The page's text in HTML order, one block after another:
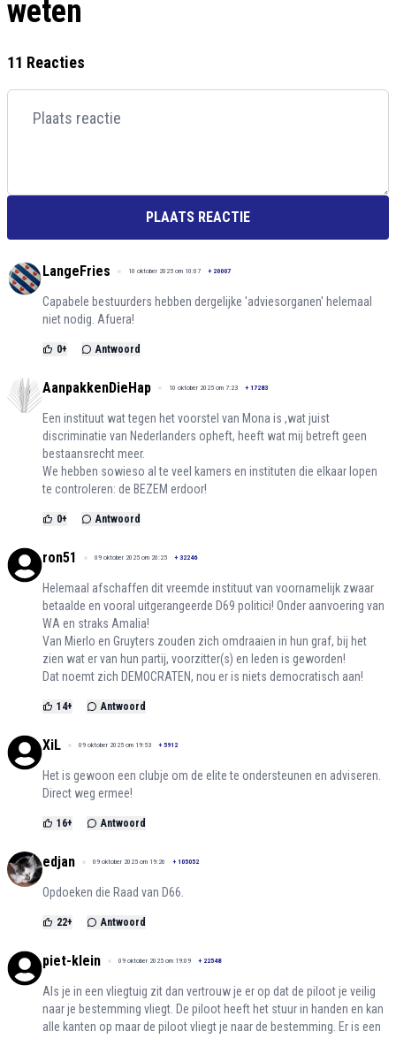
weten
11 Reacties
PLAATS REACTIE
LangeFries 10 oktober 2025 om 10:07 + 20007
Capabele bestuurders hebben dergelijke 'adviesorganen' helemaal
niet nodig. Afuera!
0+ Antwoord
AanpakkenDieHap 10 oktober 2025 om 7:23 + 17283
Een instituut wat tegen het voorstel van Mona is ,wat juist
discriminatie van Nederlanders opheft, heeft wat mij betreft geen
bestaansrecht meer.
We hebben sowieso al te veel kamers en instituten die elkaar lopen
te controleren: de BEZEM erdoor!
0+ Antwoord
ron51 09 oktober 2025 om 20:25 + 32246
Helemaal afschaffen dit vreemde instituut van voornamelijk zwaar
betaalde en vooral uitgerangeerde D69 politici! Onder aanvoering van
WA en straks Amalia!
Van Mierlo en Gruyters zouden zich omdraaien in hun graf, bij het
zien wat er van hun partij, voorzitter(s) en leden is geworden!
Dat noemt zich DEMOCRATEN, nou er is niets democratisch aan!
14+ Antwoord
XiL 09 oktober 2025 om 19:53 + 5912
Het is gewoon een clubje om de elite te ondersteunen en adviseren.
Direct weg ermee!
16+ Antwoord
edjan 09 oktober 2025 om 19:26 + 105052
Opdoeken die Raad van D66.
22+ Antwoord
piet-klein 09 oktober 2025 om 19:09 + 22548
Als je in een vliegtuig zit dan vertrouw je er op dat de piloot je veilig
naar je bestemming vliegt. De piloot heeft het stuur in handen en kan
alle kanten op maar de piloot vliegt je naar de bestemming. Er is een